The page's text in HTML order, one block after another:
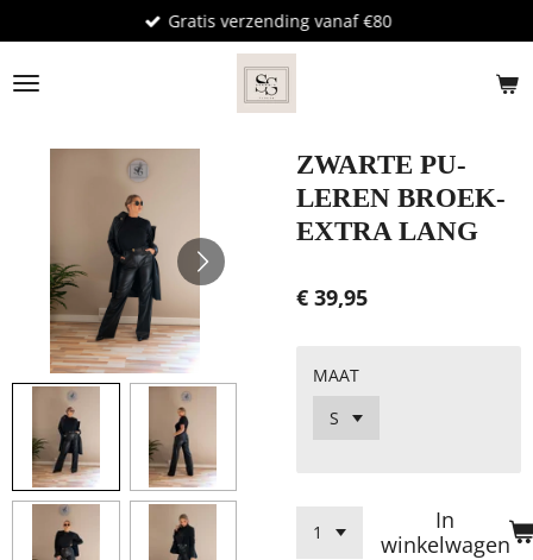
direct
naar
de
Gratis verzending vanaf €80
ZWARTE PU-
LEREN BROEK-
EXTRA LANG
€ 39,95
MAAT
In
winkelwagen